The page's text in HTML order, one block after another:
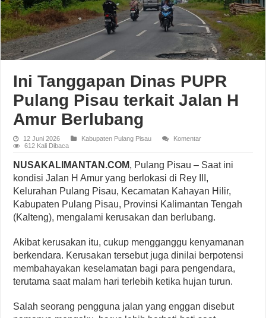
Ini Tanggapan Dinas PUPR
Pulang Pisau terkait Jalan H
Amur Berlubang
12 Juni 2026 Kabupaten Pulang Pisau
Komentar
612 Kali Dibaca
NUSAKALIMANTAN.COM, Pulang Pisau – Saat ini
kondisi Jalan H Amur yang berlokasi di Rey III,
Kelurahan Pulang Pisau, Kecamatan Kahayan Hilir,
Kabupaten Pulang Pisau, Provinsi Kalimantan Tengah
(Kalteng), mengalami kerusakan dan berlubang.
Akibat kerusakan itu, cukup mengganggu kenyamanan
berkendara. Kerusakan tersebut juga dinilai berpotensi
membahayakan keselamatan bagi para pengendara,
terutama saat malam hari terlebih ketika hujan turun.
Salah seorang pengguna jalan yang enggan disebut